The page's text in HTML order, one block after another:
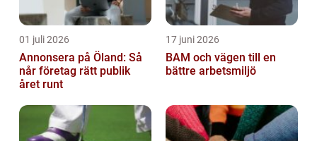
01 juli 2026
Annonsera på Öland: Så
når företag rätt publik
året runt
17 juni 2026
BAM och vägen till en
bättre arbetsmiljö